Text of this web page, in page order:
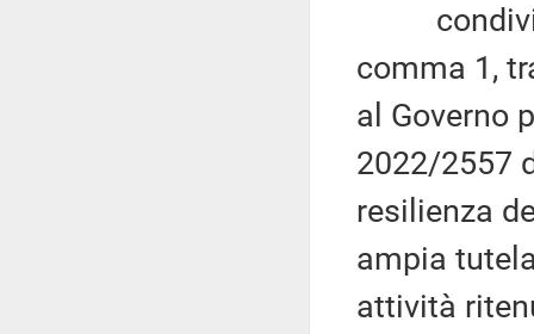
condivisa
comma 1,
al Governo
2022/2557
resilienza
ampia
attività